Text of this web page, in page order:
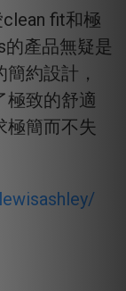
fit和極
產品無疑是
約設計，
極致的舒適
極簡而不失